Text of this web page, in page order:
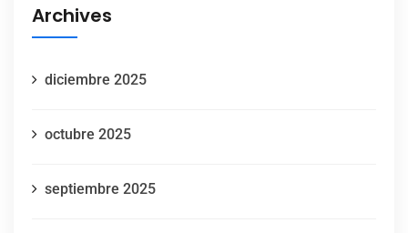
Archives
diciembre 2025
octubre 2025
septiembre 2025